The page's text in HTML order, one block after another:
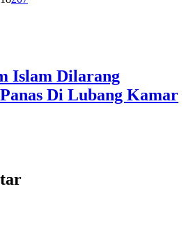
Islam Dilarang
Di Lubang Kamar